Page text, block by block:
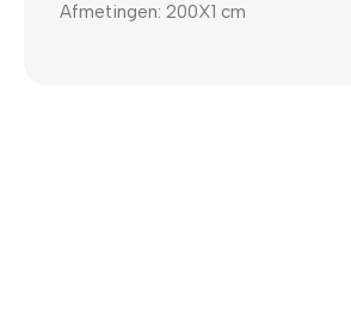
Afmetingen: 200X1 cm